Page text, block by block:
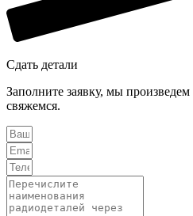
Сдать детали
Заполните заявку, мы
свяжемся.